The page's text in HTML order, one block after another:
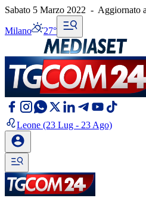
Sabato 5 Marzo 2022 - Aggiornato
Milano 27°
Leone (23 Lug - 23 Ago)